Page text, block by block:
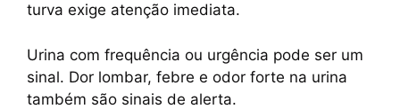
turva exige atenção imediata.
Urina com frequência ou urgência pode ser um
sinal. Dor lombar, febre e odor forte na urina
também são sinais de alerta.